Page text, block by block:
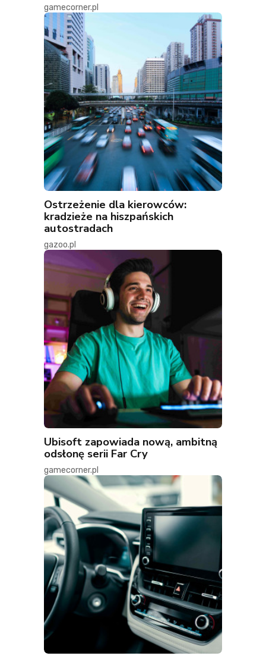
gamecorner.pl
Ostrzeżenie dla kierowców:
kradzieże na hiszpańskich
autostradach
gazoo.pl
Ubisoft zapowiada nową, ambitną
odsłonę serii Far Cry
gamecorner.pl